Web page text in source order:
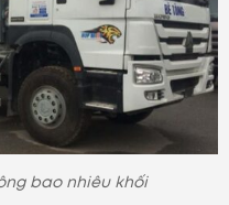
bao nhiêu khối